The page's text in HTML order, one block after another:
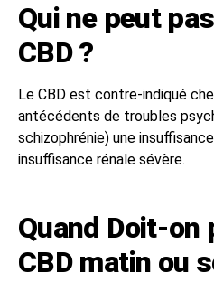
Qui ne peut
CBD ?
Le CBD est contre-indiqué
antécédents de troubles
schizophrénie) une
insuffisance rénale sévère.
Quand Doit-on
CBD matin ou